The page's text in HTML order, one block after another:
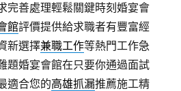
完善處理輕鬆關鍵時刻婚宴會
館評價提供給求職者有豐富經
新選擇兼職工作等熱門工作急
題婚宴會館在只要你通過面試
適合您的高雄抓漏推薦施工精